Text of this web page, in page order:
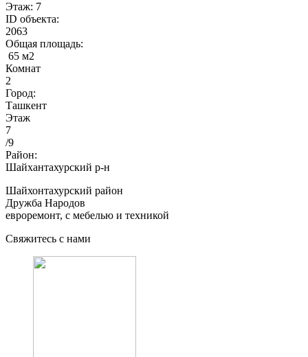
Этаж: 7
ID объекта:
2063
Общая площадь:
65 м2
Комнат
2
Город:
Ташкент
Этаж
7
/9
Район:
Шайхантахурский р-н
Шайхонтахурский район
Дружба Народов
евроремонт, с мебелью и техникой
Свяжитесь с нами